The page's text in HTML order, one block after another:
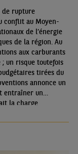
de rupture
conflit au Moyen-
de l’énergie
de la région. Au
aux carburants
un risque toutefois
tirées du
annonce un
entraîner un
la charge
d’absorber le choc